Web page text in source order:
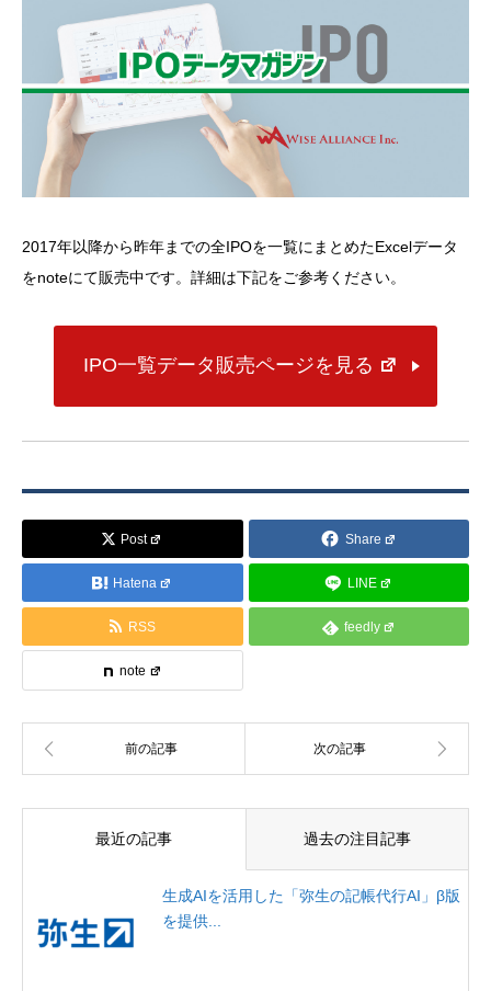
2017年以降から昨年までの全IPOを一覧にまとめたExcelデータ
をnoteにて販売中です。詳細は下記をご参考ください。
IPO一覧データ販売ページを見る
Post Share
Hatena LINE
RSS feedly
note
最近の記事 過去の注目記事
生成AIを活用した「弥生の記帳代行AI」β版
を提供...